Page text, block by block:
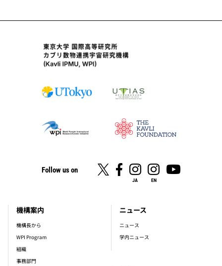
Follow us on
JA EN
footer_main_menu
機構案内
機構長から
WPI Program
組織
事務部門
ニュース
ニュース
学内ニュース